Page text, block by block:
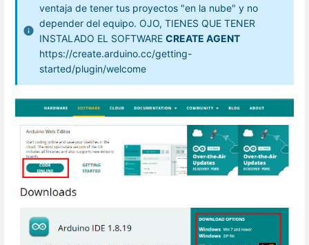
ventaja de tener tus proyectos "en la nube" y no
depender del equipo. OJO, TIENES QUE TENER
INSTALADO EL SOFTWARE CREATE AGENT
https://create.arduino.cc/getting-
started/plugin/welcome